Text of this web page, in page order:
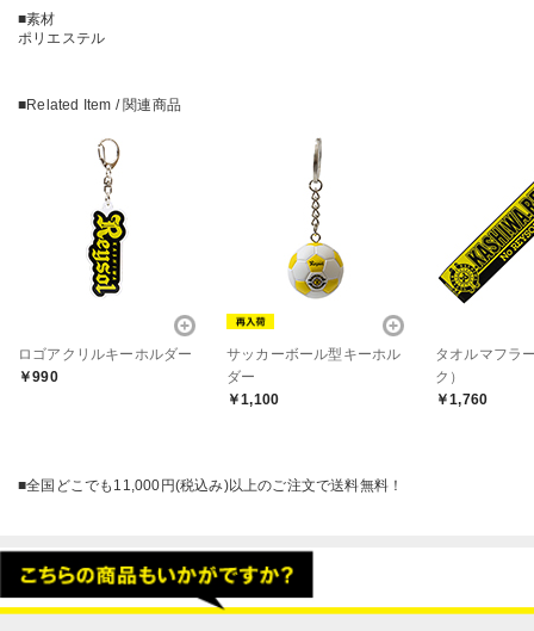
■素材
ポリエステル
■Related Item / 関連商品
ロゴアクリルキーホルダー
￥990
サッカーボール型キーホル
ダー
￥1,100
タオルマフラ
ク）
￥1,760
■全国どこでも11,000円(税込み)以上のご注文で送料無料！